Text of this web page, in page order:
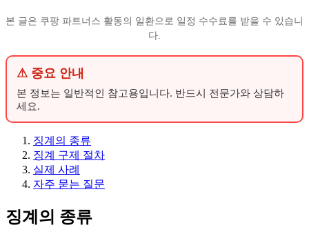
본 글은 쿠팡 파트너스 활동의 일환으로 일정 수수료를 받을 수 있습니
다.
⚠ 중요 안내
본 정보는 일반적인 참고용입니다. 반드시 전문가와 상담하
세요.
징계의 종류
징계 구제 절차
실제 사례
자주 묻는 질문
징계의 종류